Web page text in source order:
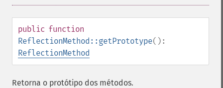
public function
ReflectionMethod::getPrototype():
ReflectionMethod
Retorna o protótipo dos métodos.